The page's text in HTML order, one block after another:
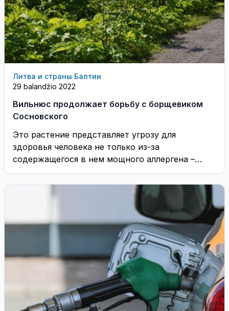
Литва и страны Балтии
29 balandžio 2022
Вильнюс продолжает борьбу с борщевиком
Сосновского
Это растение представляет угрозу для
здоровья человека не только из-за
содержащегося в нем мощного аллергена –
фуранокумарина